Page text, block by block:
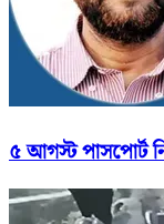
৫ আগস্ট পাসপোর্ট